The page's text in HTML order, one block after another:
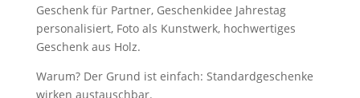
Geschenk für Partner, Geschenkidee Jahrestag
personalisiert, Foto als Kunstwerk, hochwertiges
Geschenk aus Holz.
Warum? Der Grund ist einfach: Standardgeschenke
wirken austauschbar.